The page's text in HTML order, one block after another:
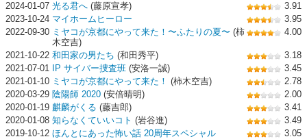
2024-01-07 光る君へ (藤原宣孝)
3.91
2023-10-24 マイホームヒーロー
3.95
2022-09-30 ミヤコが京都にやって来た！〜ふたりの夏〜 (柿
木空吉)
4.00
2021-10-22 和田家の男たち (和田秀平)
3.18
2021-07-01
IP サイバー捜査班 (安洛一誠)
3.45
2021-01-10 ミヤコが京都にやって来た！ (柿木空吉)
2.78
2020-03-29 陰陽師 2020 (安倍晴明)
2.00
2020-01-19 麒麟がくる (藤吉郎)
3.41
2020-01-08 知らなくていいコト (岩谷進)
3.49
2019-10-12 ほんとにあった怖い話 20周年スペシャル
3.05